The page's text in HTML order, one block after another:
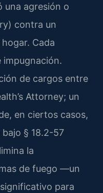
una agresión o
contra un
Cada
impugnación.
de cargos entre
Attorney; un
en ciertos casos,
§ 18.2-57
la
de fuego —un
para